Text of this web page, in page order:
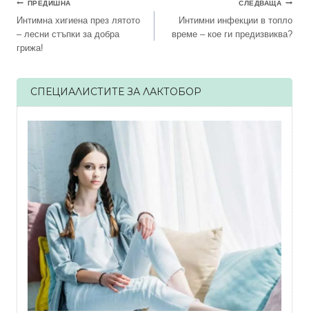
Навигация
ПРЕДИШНА
Интимна хигиена през лятото
– лесни стъпки за добра
грижа!
СЛЕДВАЩА
Интимни инфекции в топло
време – кое ги предизвиква?
СПЕЦИАЛИСТИТЕ ЗА ЛАКТОБОР